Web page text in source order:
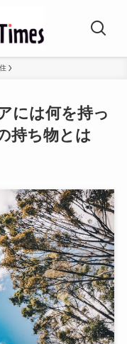
には何を持っ
持ち物とは